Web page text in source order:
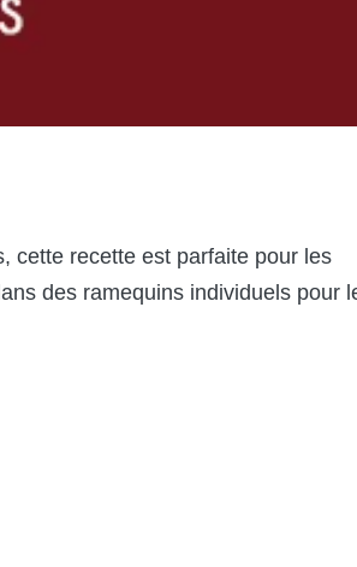
cette recette est parfaite pour les
des ramequins individuels pour